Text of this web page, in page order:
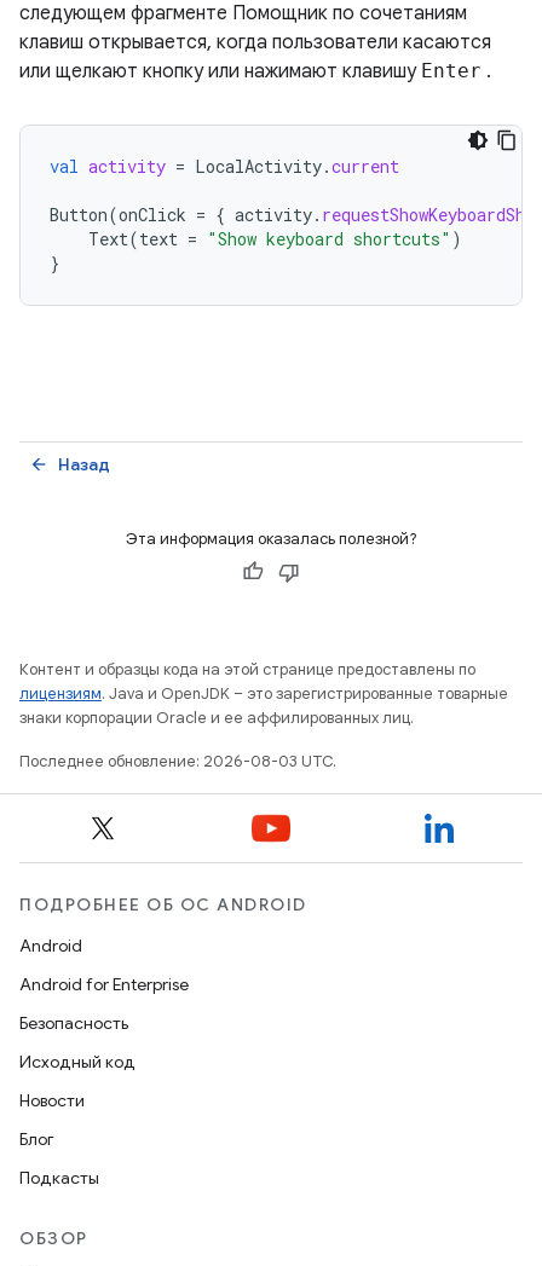
следующем фрагменте Помощник по сочетаниям
клавиш открывается, когда пользователи касаются
или щелкают кнопку или нажимают клавишу Enter .
val activity = LocalActivity.current
Button(onClick = { activity.
Text(text = "Show keyboard shortcuts" )
}
Назад
arrow_back
Эта информация оказалась полезной?
Контент и образцы кода на этой странице предоставлены по
лицензиям. Java и OpenJDK – это зарегистрированные товарные
знаки корпорации Oracle и ее аффилированных лиц.
Последнее обновление: 2026-08-03 UTC.
ПОДРОБНЕЕ ОБ ОС ANDROID
Android
Android for Enterprise
Безопасность
Исходный код
Новости
Блог
Подкасты
ОБЗОР